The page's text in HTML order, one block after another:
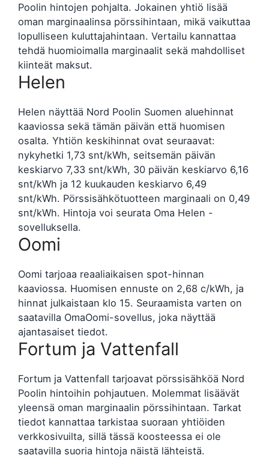
Poolin hintojen pohjalta. Jokainen yhtiö lisää
oman marginaalinsa pörssihintaan, mikä vaikuttaa
lopulliseen kuluttajahintaan. Vertailu kannattaa
tehdä huomioimalla marginaalit sekä mahdolliset
kiinteät maksut.
Helen
Helen näyttää Nord Poolin Suomen aluehinnat
kaaviossa sekä tämän päivän että huomisen
osalta. Yhtiön keskihinnat ovat seuraavat:
nykyhetki 1,73 snt/kWh, seitsemän päivän
keskiarvo 7,33 snt/kWh, 30 päivän keskiarvo 6,16
snt/kWh ja 12 kuukauden keskiarvo 6,49
snt/kWh. Pörssisähkötuotteen marginaali on 0,49
snt/kWh. Hintoja voi seurata Oma Helen -
sovelluksella.
Oomi
Oomi tarjoaa reaaliaikaisen spot-hinnan
kaaviossa. Huomisen ennuste on 2,68 c/kWh, ja
hinnat julkaistaan klo 15. Seuraamista varten on
saatavilla OmaOomi-sovellus, joka näyttää
ajantasaiset tiedot.
Fortum ja Vattenfall
Fortum ja Vattenfall tarjoavat pörssisähköä Nord
Poolin hintoihin pohjautuen. Molemmat lisäävät
yleensä oman marginaalin pörssihintaan. Tarkat
tiedot kannattaa tarkistaa suoraan yhtiöiden
verkkosivuilta, sillä tässä koosteessa ei ole
saatavilla suoria hintoja näistä lähteistä.